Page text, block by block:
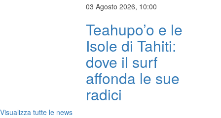
03 Agosto 2026, 10:00
Teahupo’o e le
Isole di Tahiti:
dove il surf
affonda le sue
radici
Visualizza tutte le news